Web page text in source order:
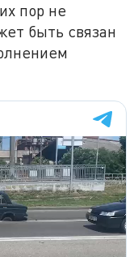
пор не
быть связан